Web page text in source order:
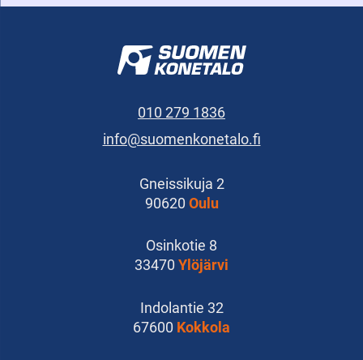
010 279 1836
info@suomenkonetalo.fi
Gneissikuja 2
90620 Oulu
Osinkotie 8
33470 Ylöjärvi
Indolantie 32
67600 Kokkola